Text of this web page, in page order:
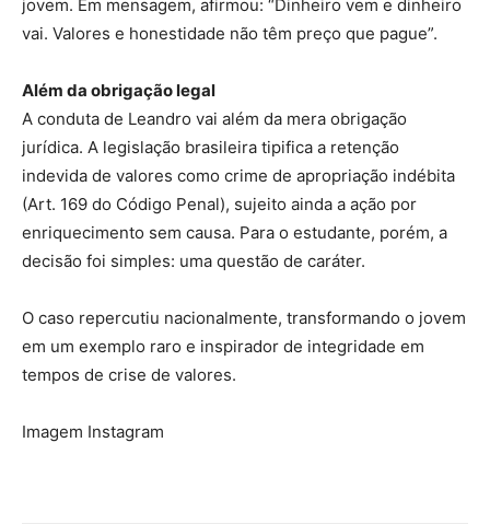
jovem. Em mensagem, afirmou: “Dinheiro vem e dinheiro
vai. Valores e honestidade não têm preço que pague”.
Além da obrigação legal
A conduta de Leandro vai além da mera obrigação
jurídica. A legislação brasileira tipifica a retenção
indevida de valores como crime de apropriação indébita
(Art. 169 do Código Penal), sujeito ainda a ação por
enriquecimento sem causa. Para o estudante, porém, a
decisão foi simples: uma questão de caráter.
O caso repercutiu nacionalmente, transformando o jovem
em um exemplo raro e inspirador de integridade em
tempos de crise de valores.
Imagem Instagram